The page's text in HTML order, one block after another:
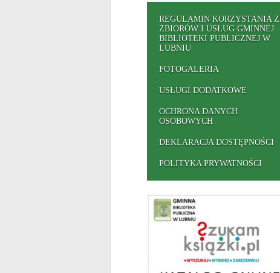
REGULAMIN KORZYSTANIA
ZBIORÓW I USŁUG GMINNEJ
BIBLIOTEKI PUBLICZNEJ W
LUBNIU
FOTOGALERIA
USŁUGI DODATKOWE
OCHRONA DANYCH
OSOBOWYCH
DEKLARACJA DOSTĘPNOŚCI
POLITYKA PRYWATNOŚCI